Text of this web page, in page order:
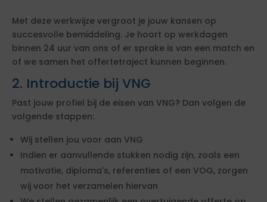
Met deze werkwijze vergroot je jouw kansen op
succesvolle bemiddeling. Je hoort op werkdagen
binnen 24 uur van ons of er sprake is van een match en
of we samen het offertetraject kunnen beginnen.
2. Introductie bij VNG
Past jouw profiel bij de eisen van VNG? Dan volgen de
volgende stappen:
Wij stellen jou voor aan VNG
Indien er aanvullende stukken nodig zijn, zoals een
motivatie, diploma's, referenties of een VOG, zorgen
wij voor het verzamelen hiervan